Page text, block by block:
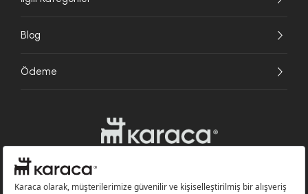
Blog
Ödeme